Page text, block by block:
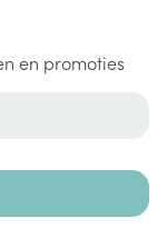
en promoties